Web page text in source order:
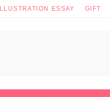
ILLUSTRATION ESSAY GIFT